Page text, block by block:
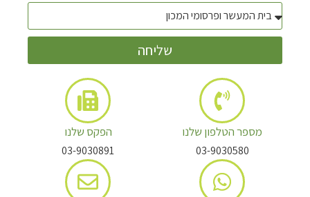
שליחה
מספר הטלפון שלנו
03-9030580
הפקס שלנו
03-9030891